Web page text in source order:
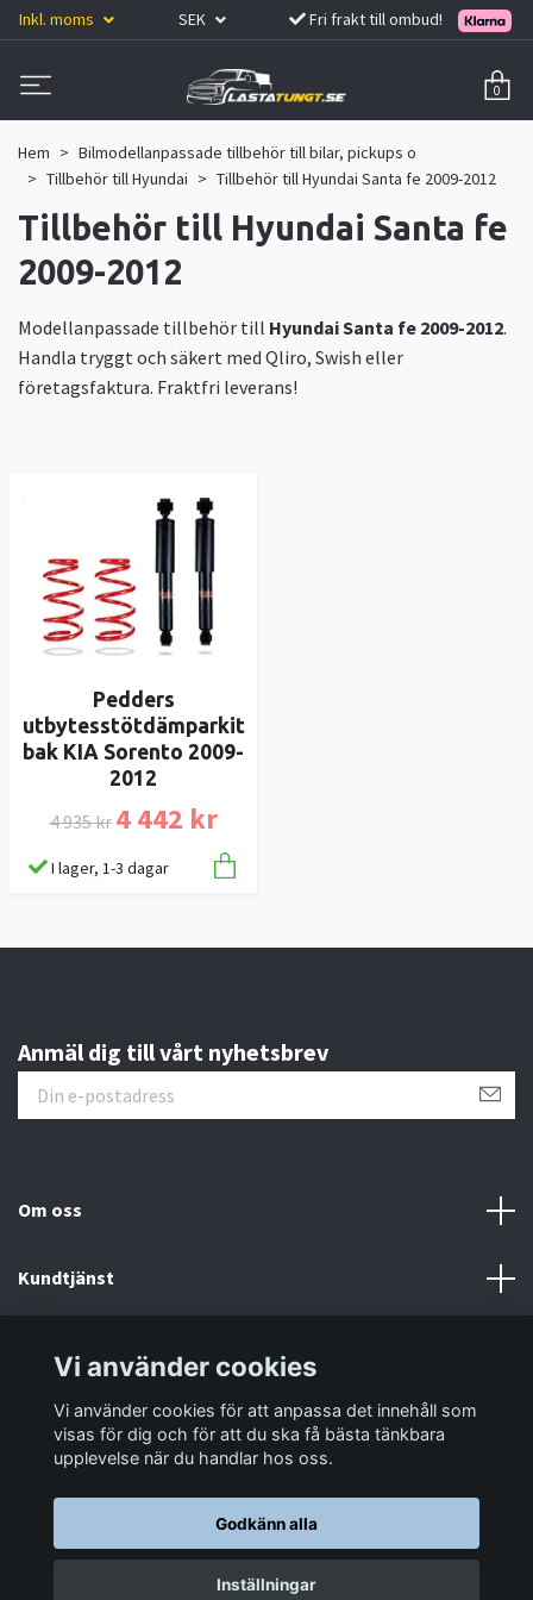
Inkl. moms SEK Fri frakt till ombud!
0
Hem
Bilmodellanpassade tillbehör till bilar, pickups o
Tillbehör till Hyundai
Tillbehör till Hyundai Santa fe 2009-2012
Tillbehör till Hyundai Santa fe
2009-2012
Modellanpassade tillbehör till Hyundai Santa fe 2009-2012.
Handla tryggt och säkert med Qliro, Swish eller
företagsfaktura. Fraktfri leverans!
Pedders
utbytesstötdämparkit
bak KIA Sorento 2009-
2012
4 935 kr 4 442 kr
I lager, 1-3 dagar
Anmäl dig till vårt nyhetsbrev
Om oss
Kundtjänst
Sociala medier
© 2026 LastaTungt.se
Vi använder cookies
Vi använder cookies för att anpassa det innehåll som
visas för dig och för att du ska få bästa tänkbara
upplevelse när du handlar hos oss.
Godkänn alla
Inställningar